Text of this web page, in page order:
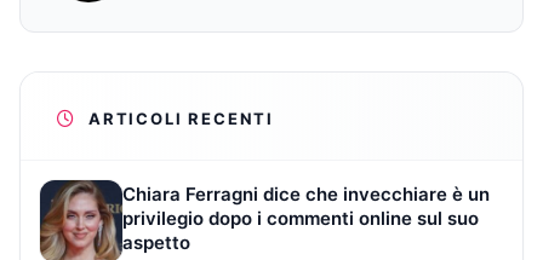
ARTICOLI RECENTI
Chiara Ferragni dice che invecchiare è un
privilegio dopo i commenti online sul suo
aspetto